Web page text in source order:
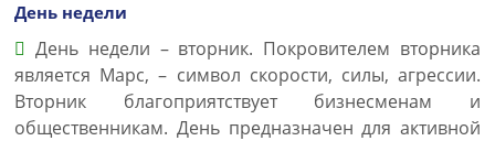
День недели
День недели – вторник. Покровителем вторника
является Марс, – символ скорости, силы, агрессии.
Вторник благоприятствует бизнесменам и
общественникам. День предназначен для активной